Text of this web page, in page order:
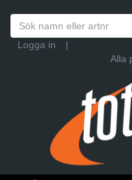
Logga in
|
Alla